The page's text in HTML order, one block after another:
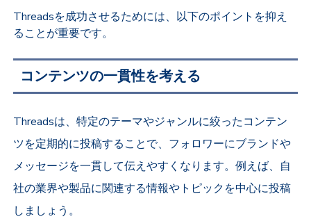
Threadsを成功させるためには、以下のポイントを抑え
ることが重要です。
コンテンツの一貫性を考える
Threadsは、特定のテーマやジャンルに絞ったコンテン
ツを定期的に投稿することで、フォロワーにブランドや
メッセージを一貫して伝えやすくなります。例えば、自
社の業界や製品に関連する情報やトピックを中心に投稿
しましょう。